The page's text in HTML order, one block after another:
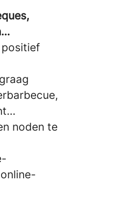
positief
noden te